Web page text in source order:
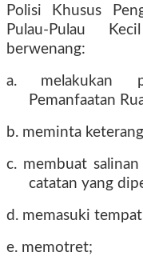
Polisi Khusus
Pulau-Pulau
berwenang:
a. melakukan
Pemanfaatan
b. meminta
c. membuat
catatan yang
d. memasuki
e. memotret;